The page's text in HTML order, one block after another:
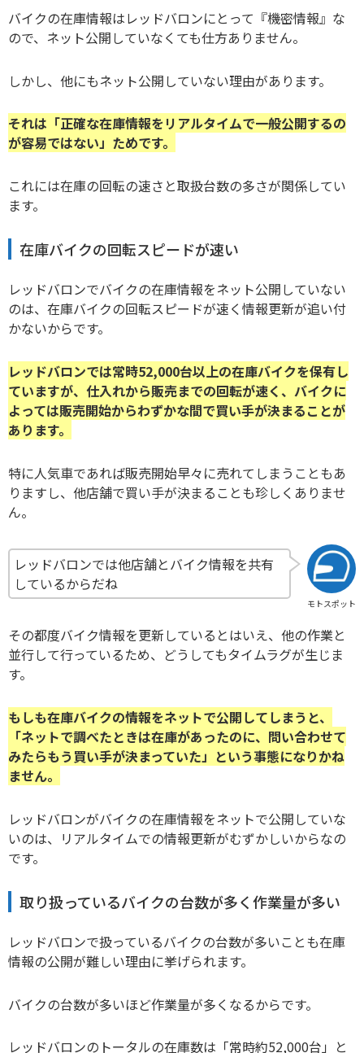
バイクの在庫情報はレッドバロンにとって『機密情報』な
ので、ネット公開していなくても仕方ありません。
しかし、他にもネット公開していない理由があります。
それは「正確な在庫情報をリアルタイムで一般公開するの
が容易ではない」ためです。
これには在庫の回転の速さと取扱台数の多さが関係してい
ます。
在庫バイクの回転スピードが速い
レッドバロンでバイクの在庫情報をネット公開していない
のは、在庫バイクの回転スピードが速く情報更新が追い付
かないからです。
レッドバロンでは常時52,000台以上の在庫バイクを保有し
ていますが、仕入れから販売までの回転が速く、バイクに
よっては販売開始からわずかな間で買い手が決まることが
あります。
特に人気車であれば販売開始早々に売れてしまうこともあ
りますし、他店舗で買い手が決まることも珍しくありませ
ん。
モトスポット
レッドバロンでは他店舗とバイク情報を共有
しているからだね
その都度バイク情報を更新しているとはいえ、他の作業と
並行して行っているため、どうしてもタイムラグが生じま
す。
もしも在庫バイクの情報をネットで公開してしまうと、
「ネットで調べたときは在庫があったのに、問い合わせて
みたらもう買い手が決まっていた」という事態になりかね
ません。
レッドバロンがバイクの在庫情報をネットで公開していな
いのは、リアルタイムでの情報更新がむずかしいからなの
です。
取り扱っているバイクの台数が多く作業量が多い
レッドバロンで扱っているバイクの台数が多いことも在庫
情報の公開が難しい理由に挙げられます。
バイクの台数が多いほど作業量が多くなるからです。
レッドバロンのトータルの在庫数は「常時約52,000台」と